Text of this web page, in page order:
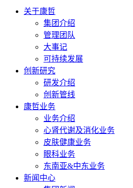
关于康哲
集团介绍
管理团队
大事记
可持续发展
创新研究
研发介绍
创新管线
康哲业务
业务介绍
心肾代谢及消化业务
皮肤健康业务
眼科业务
东南亚&中东业务
新闻中心